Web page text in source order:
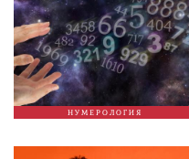
НУМЕРОЛОГИЯ